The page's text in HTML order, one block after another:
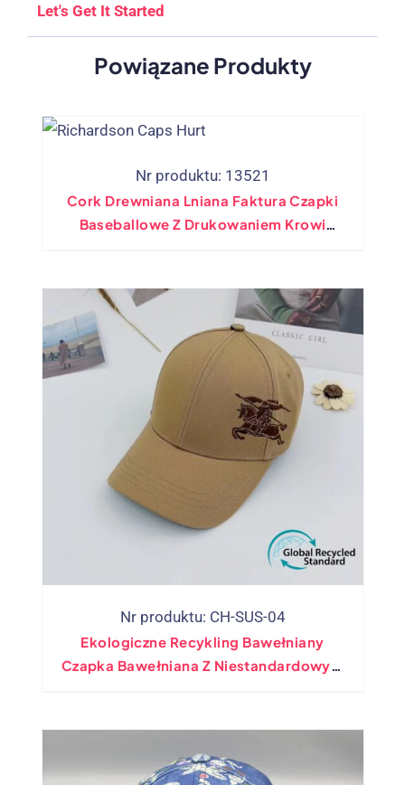
Let's Get It Started
Powiązane Produkty
Nr produktu: 13521
Cork Drewniana Lniana Faktura Czapki
Baseballowe Z Drukowaniem Krowi
Nr produktu: CH-SUS-04
Ekologiczne Recykling Bawełniany
Czapka Bawełniana Z Niestandardowym